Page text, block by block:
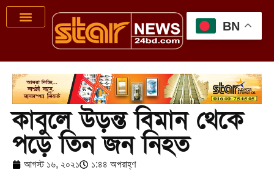
কাবুলে উড়ন্ত বিমান থেকে
পড়ে তিন জন নিহত
আগস্ট ১৬, ২০২১ ১:৪৪ অপরাহ্ণ
BN